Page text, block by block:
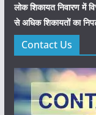
लोक शिकायत निवारण में
से अधिक शिकायतों का
Contact Us